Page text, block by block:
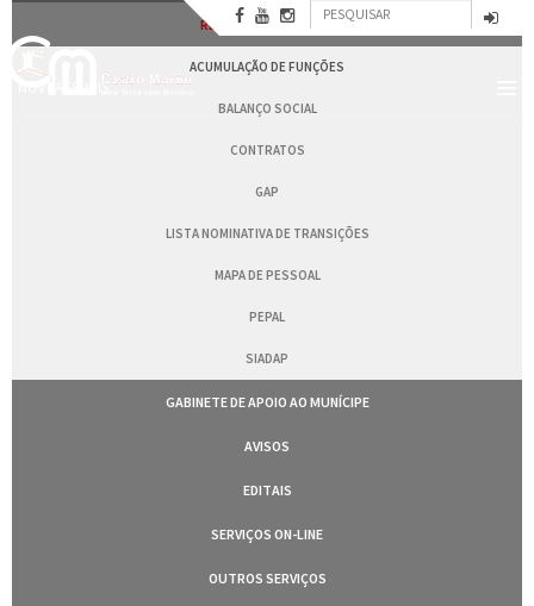
para
conteúdo
Formulário
de
pesquisa
Pesquisar
NOVBAESURIS
RECURSOS HUMANOS
ACUMULAÇÃO DE FUNÇÕES
BALANÇO SOCIAL
CONTRATOS
GAP
LISTA NOMINATIVA DE TRANSIÇÕES
MAPA DE PESSOAL
PEPAL
SIADAP
GABINETE DE APOIO AO MUNÍCIPE
AVISOS
EDITAIS
SERVIÇOS ON-LINE
OUTROS SERVIÇOS